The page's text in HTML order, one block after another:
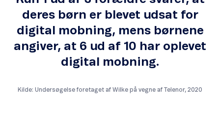
deres børn er blevet udsat for
digital mobning, mens børnene
angiver, at 6 ud af 10 har oplevet
digital mobning.
Kilde: Undersøgelse foretaget af Wilke på vegne af Telenor, 2020